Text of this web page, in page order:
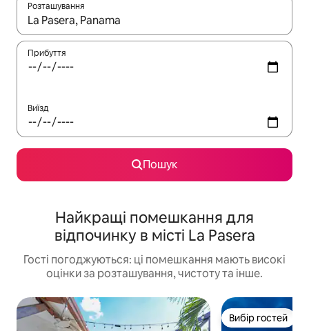
Розташування
Отримавши результати пошуку, використовуйте для
Прибуття
Виїзд
Пошук
Найкращі помешкання для
відпочинку в місті La Pasera
Гості погоджуються: ці помешкання мають високі
оцінки за розташування, чистоту та інше.
Вибір гостей
Вибір гостей